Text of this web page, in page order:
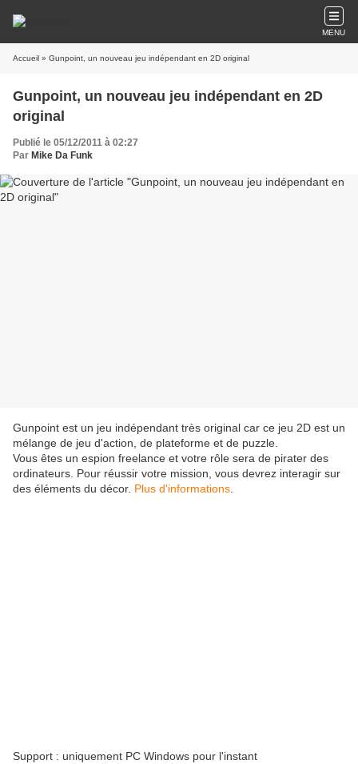
MENU
Accueil » Gunpoint, un nouveau jeu indépendant en 2D original
Gunpoint, un nouveau jeu indépendant en 2D
original
Publié le 05/12/2011 à 02:27
Par Mike Da Funk
Gunpoint est un jeu indépendant très original car ce jeu 2D est un
mélange de jeu d'action, de plateforme et de puzzle.
Vous êtes un espion freelance et votre rôle sera de pirater des
ordinateurs. Pour réussir votre mission, vous devrez interagir sur
des éléments du décor. Plus d'informations
Support : uniquement PC Windows pour l'instant